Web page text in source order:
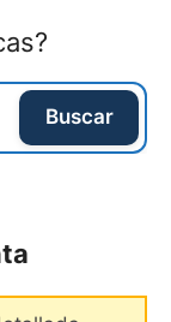
Buscar